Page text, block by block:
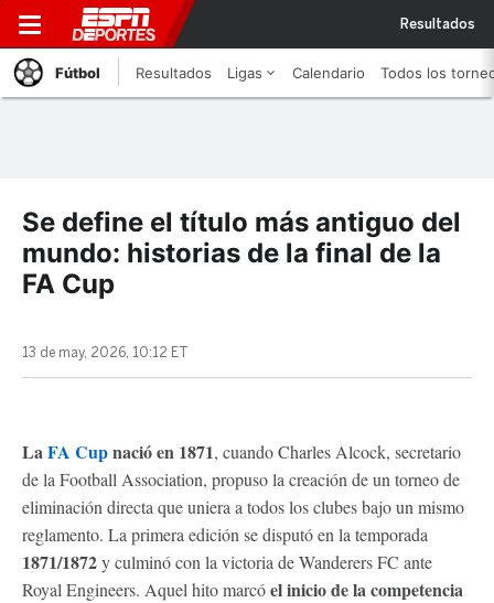
Resultados
Fútbol Resultados Ligas Calendario Todos los
Se define el título más antiguo del
mundo: historias de la final de la
FA Cup
13 de may, 2026, 10:12 ET
LaFA Cupnació en 1871, cuando Charles Alcock, secretario
de la Football Association, propuso la creación de un torneo de
eliminación directa que uniera a todos los clubes bajo un mismo
reglamento. La primera edición se disputó en la temporada
1871/1872y culminó con la victoria de Wanderers FC ante
Royal Engineers. Aquel hito marcóel inicio de la competencia